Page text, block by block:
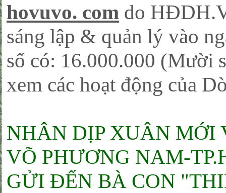
hovuvo. com do
sáng lập & quản lý vào
số có: 16.000.000 (Mười
xem các hoạt động của
NHÂN DỊP XUÂN MỚI
VÕ PHƯƠNG NAM-
GỬI ĐẾN BÀ CON